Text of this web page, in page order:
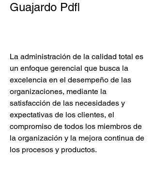
Guajardo Pdfl
La administración de la calidad total es
un enfoque gerencial que busca la
excelencia en el desempeño de las
organizaciones, mediante la
satisfacción de las necesidades y
expectativas de los clientes, el
compromiso de todos los miembros de
la organización y la mejora continua de
los procesos y productos.